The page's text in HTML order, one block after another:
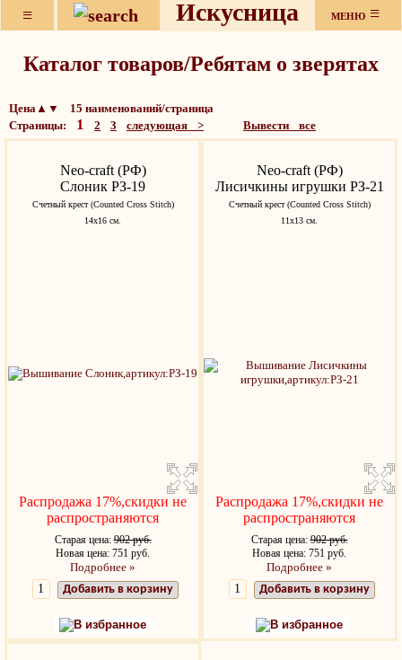
≡ Искусница МЕНЮ ≡
Каталог товаров/Ребятам о зверятах
Цена▲▼ 15 наименований/страница
Страницы: 1 2 3 следующая > Вывести все
Neo-craft (РФ)
Слоник РЗ-19
Счетный крест (Counted Cross Stitch)
14х16 см.
Распродажа 17%,скидки не
распространяются
Старая цена:902 руб.
Новая цена: 751 руб.
Подробнее »
Добавить в корзину
В избранное
Neo-craft (РФ)
Лисичкины игрушки РЗ-21
Счетный крест (Counted Cross Stitch)
11х13 см.
Распродажа 17%,скидки не
распространяются
Старая цена:902 руб.
Новая цена: 751 руб.
Подробнее »
Добавить в корзину
В избранное